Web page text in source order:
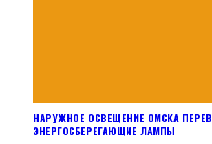
НАРУЖНОЕ ОСВЕЩЕНИЕ ОМСКА
ЭНЕРГОСБЕРЕГАЮЩИЕ ЛАМПЫ